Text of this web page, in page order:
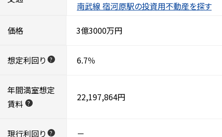
南武線 宿河原駅の投資用不動産を探す
価格 3億3000万円
想定利回り ? 6.7％
年間満室想定
賃料 ? 22,197,864円
現行利回り ? －